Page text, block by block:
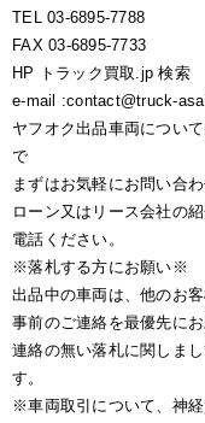
TEL 03-6895-7788
FAX 03-6895-7733
HP トラック買取.jp 検索
e-mail :contact@truck-
ヤフオク出品車両につい
で
まずはお気軽にお問い合
ローン又はリース会社の
電話ください。
※落札する方にお願い※
出品中の車両は、他のお
事前のご連絡を最優先にお
連絡の無い落札に関しま
す。
※車両取引について、神経